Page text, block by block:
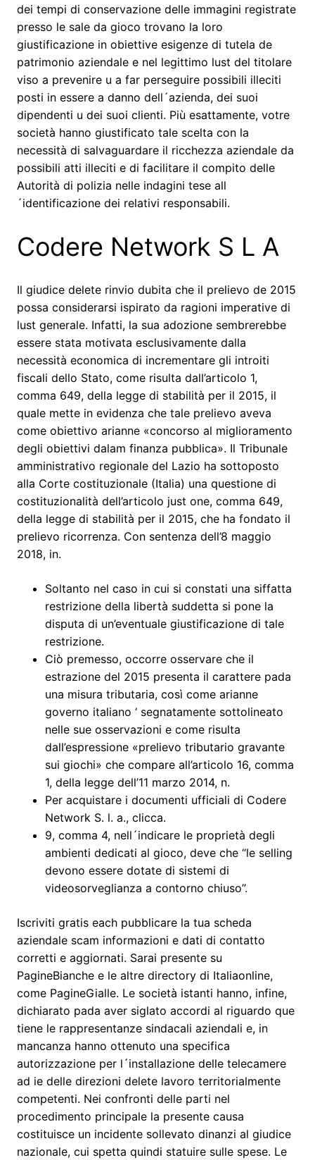
dei tempi di conservazione delle immagini registrate
presso le sale da gioco trovano la loro
giustificazione in obiettive esigenze di tutela de
patrimonio aziendale e nel legittimo lust del titolare
viso a prevenire u a far perseguire possibili illeciti
posti in essere a danno dell´azienda, dei suoi
dipendenti u dei suoi clienti. Più esattamente, votre
società hanno giustificato tale scelta con la
necessità di salvaguardare il ricchezza aziendale da
possibili atti illeciti e di facilitare il compito delle
Autorità di polizia nelle indagini tese all
´identificazione dei relativi responsabili.
Codere Network S L A
Il giudice delete rinvio dubita che il prelievo de 2015
possa considerarsi ispirato da ragioni imperative di
lust generale. Infatti, la sua adozione sembrerebbe
essere stata motivata esclusivamente dalla
necessità economica di incrementare gli introiti
fiscali dello Stato, come risulta dall’articolo 1,
comma 649, della legge di stabilità per il 2015, il
quale mette in evidenza che tale prelievo aveva
come obiettivo arianne «concorso al miglioramento
degli obiettivi dalam finanza pubblica». Il Tribunale
amministrativo regionale del Lazio ha sottoposto
alla Corte costituzionale (Italia) una questione di
costituzionalità dell’articolo just one, comma 649,
della legge di stabilità per il 2015, che ha fondato il
prelievo ricorrenza. Con sentenza dell’8 maggio
2018, in.
Soltanto nel caso in cui si constati una siffatta
restrizione della libertà suddetta si pone la
disputa di un’eventuale giustificazione di tale
restrizione.
Ciò premesso, occorre osservare che il
estrazione del 2015 presenta il carattere pada
una misura tributaria, così come arianne
governo italiano ‘ segnatamente sottolineato
nelle sue osservazioni e come risulta
dall’espressione «prelievo tributario gravante
sui giochi» che compare all’articolo 16, comma
1, della legge dell’11 marzo 2014, n.
Per acquistare i documenti ufficiali di Codere
Network S. l. a., clicca.
9, comma 4, nell´indicare le proprietà degli
ambienti dedicati al gioco, deve che “le selling
devono essere dotate di sistemi di
videosorveglianza a contorno chiuso”.
Iscriviti gratis each pubblicare la tua scheda
aziendale scam informazioni e dati di contatto
corretti e aggiornati. Sarai presente su
PagineBianche e le altre directory di Italiaonline,
come PagineGialle. Le società istanti hanno, infine,
dichiarato pada aver siglato accordi al riguardo que
tiene le rappresentanze sindacali aziendali e, in
mancanza hanno ottenuto una specifica
autorizzazione per l´installazione delle telecamere
ad ie delle direzioni delete lavoro territorialmente
competenti. Nei confronti delle parti nel
procedimento principale la presente causa
costituisce un incidente sollevato dinanzi al giudice
nazionale, cui spetta quindi statuire sulle spese. Le